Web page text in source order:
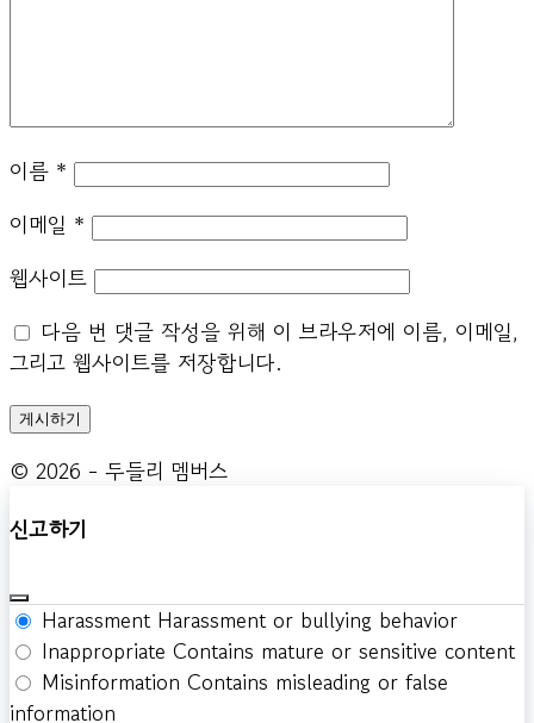
이름 *
이메일 *
웹사이트
다음 번 댓글 작성을 위해 이 브라우저에 이름, 이메일,
그리고 웹사이트를 저장합니다.
© 2026 - 두들리 멤버스
신고하기
Harassment Harassment or bullying behavior
Inappropriate Contains mature or sensitive content
Misinformation Contains misleading or false
information